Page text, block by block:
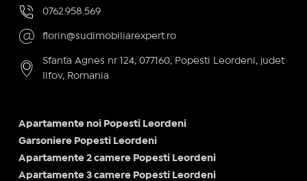
0762.958.569
florin@sudimobiliarexpert.ro
Sfanta Agnes nr 124, 077160, Popesti Leordeni, judet
Ilfov, Romania
Apartamente noi Popesti Leordeni
Garsoniere Popesti Leordeni
Apartamente 2 camere Popesti Leordeni
Apartamente 3 camere Popesti Leordeni